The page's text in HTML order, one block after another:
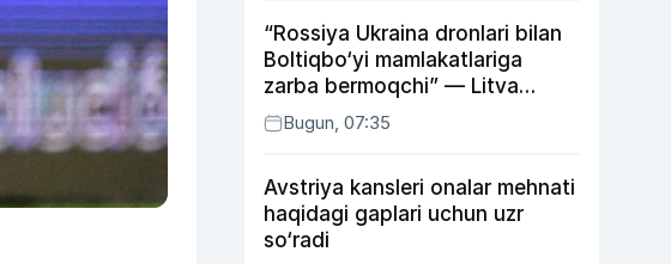
“Rossiya Ukraina dronlari bilan
Boltiqbo‘yi mamlakatlariga
zarba bermoqchi” — Litva
mudofaa vaziri
Bugun, 07:35
Avstriya kansleri onalar mehnati
haqidagi gaplari uchun uzr
so‘radi